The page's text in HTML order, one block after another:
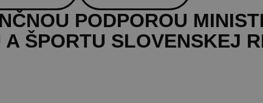
PODPOROU
ŠPORTU SLOVENSKEJ